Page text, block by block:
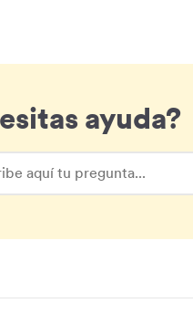
ayuda?
tu pregunta...